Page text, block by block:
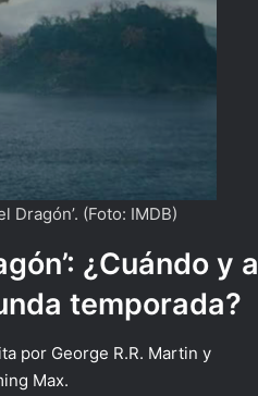
Dragón’. (Foto: IMDB)
¿Cuándo y a
temporada?
por George R.R. Martin y
Max.